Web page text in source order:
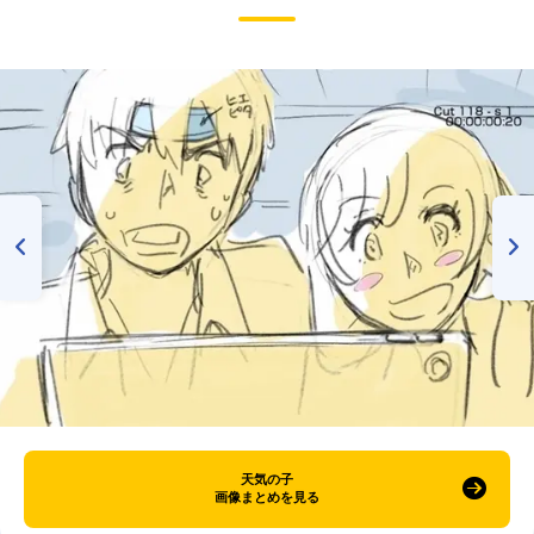
天気の子
画像まとめを見る